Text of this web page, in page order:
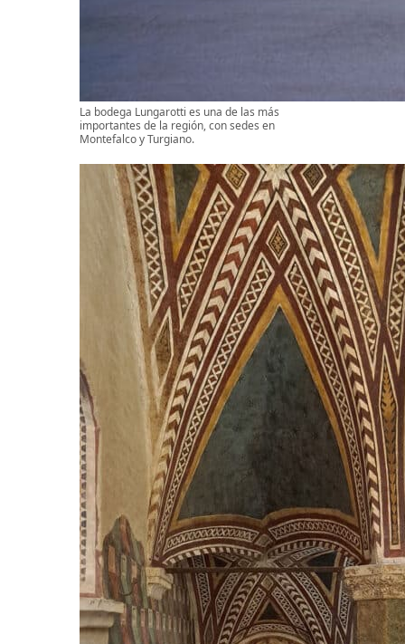
La bodega Lungarotti es una de las más
importantes de la región, con sedes en
Montefalco y Turgiano.